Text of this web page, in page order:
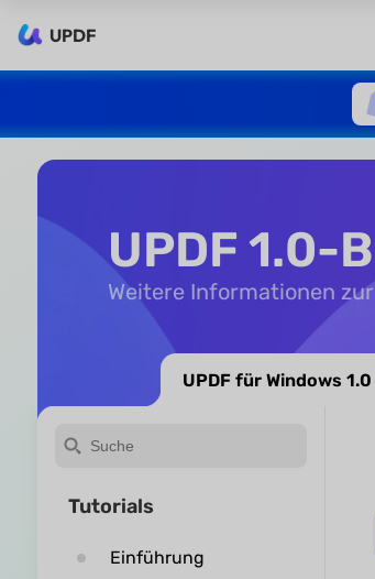
UPDF
UPDF 1.0-
Weitere Informationen
UPDF für Windows 1.0
Tutorials
Einführung